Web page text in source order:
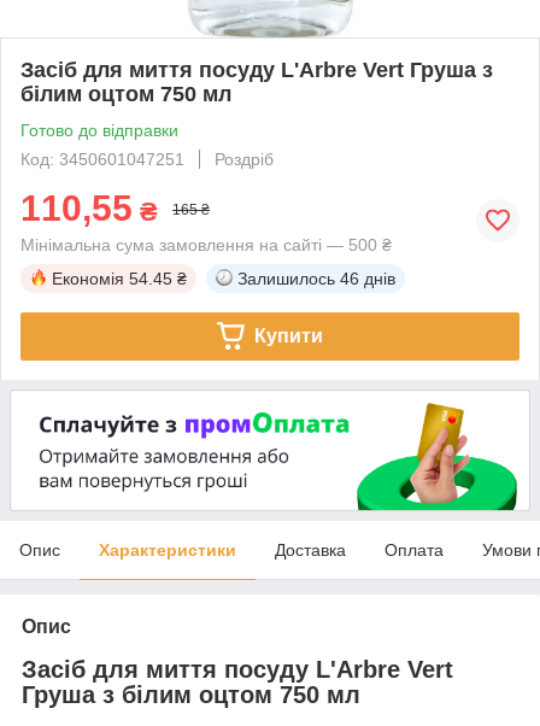
Засіб для миття посуду L'Arbre Vert Груша з
білим оцтом 750 мл
Готово до відправки
Код: 3450601047251
Роздріб
110,55 ₴ 165 ₴
Мінімальна сума замовлення на сайті — 500 ₴
Економія 54.45 ₴ Залишилось 46 днів
Купити
Опис Характеристики Доставка Оплата Умови
Опис
Засіб для миття посуду L'Arbre Vert
Груша з білим оцтом 750 мл